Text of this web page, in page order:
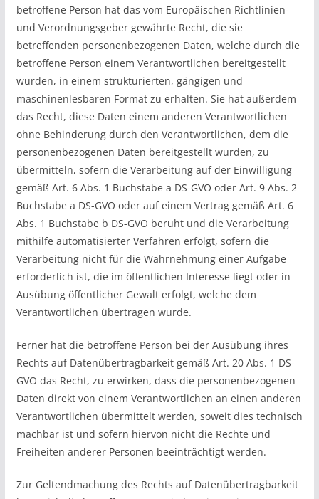
betroffene Person hat das vom Europäischen Richtlinien-
und Verordnungsgeber gewährte Recht, die sie
betreffenden personenbezogenen Daten, welche durch die
betroffene Person einem Verantwortlichen bereitgestellt
wurden, in einem strukturierten, gängigen und
maschinenlesbaren Format zu erhalten. Sie hat außerdem
das Recht, diese Daten einem anderen Verantwortlichen
ohne Behinderung durch den Verantwortlichen, dem die
personenbezogenen Daten bereitgestellt wurden, zu
übermitteln, sofern die Verarbeitung auf der Einwilligung
gemäß Art. 6 Abs. 1 Buchstabe a DS-GVO oder Art. 9 Abs. 2
Buchstabe a DS-GVO oder auf einem Vertrag gemäß Art. 6
Abs. 1 Buchstabe b DS-GVO beruht und die Verarbeitung
mithilfe automatisierter Verfahren erfolgt, sofern die
Verarbeitung nicht für die Wahrnehmung einer Aufgabe
erforderlich ist, die im öffentlichen Interesse liegt oder in
Ausübung öffentlicher Gewalt erfolgt, welche dem
Verantwortlichen übertragen wurde.
Ferner hat die betroffene Person bei der Ausübung ihres
Rechts auf Datenübertragbarkeit gemäß Art. 20 Abs. 1 DS-
GVO das Recht, zu erwirken, dass die personenbezogenen
Daten direkt von einem Verantwortlichen an einen anderen
Verantwortlichen übermittelt werden, soweit dies technisch
machbar ist und sofern hiervon nicht die Rechte und
Freiheiten anderer Personen beeinträchtigt werden.
Zur Geltendmachung des Rechts auf Datenübertragbarkeit